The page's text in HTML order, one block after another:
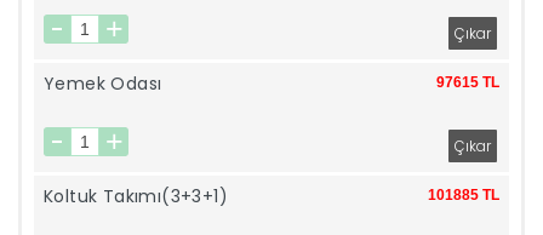
Yemek Odası 97615 TL
Koltuk Takımı(3+3+1) 101885 TL